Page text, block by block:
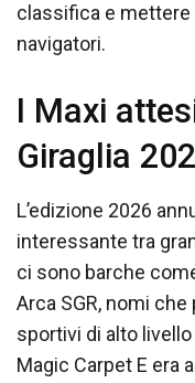
classifica e mettere
navigatori.
I Maxi
Giraglia
L’edizione 2026
interessante tra
ci sono barche
Arca SGR, nomi
sportivi di alto
Magic Carpet E era